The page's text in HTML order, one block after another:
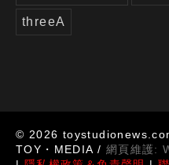
threeA
© 2026
TOY・MEDIA / 網頁維護: